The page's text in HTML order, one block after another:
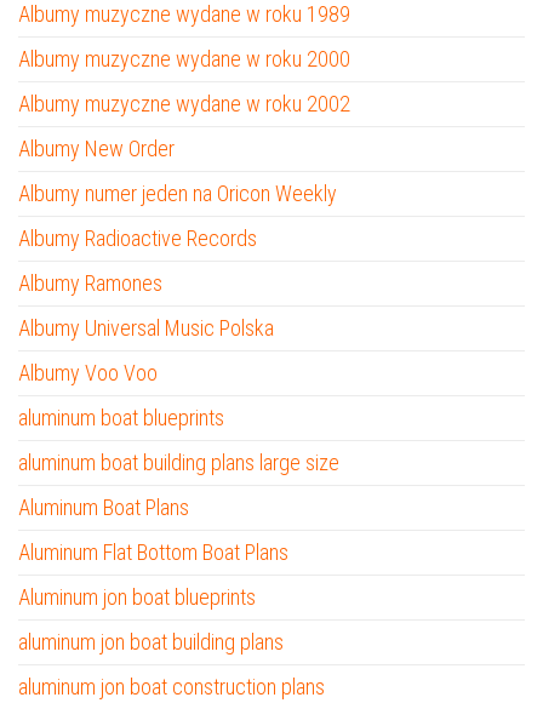
Albumy muzyczne wydane w roku 1989
Albumy muzyczne wydane w roku 2000
Albumy muzyczne wydane w roku 2002
Albumy New Order
Albumy numer jeden na Oricon Weekly
Albumy Radioactive Records
Albumy Ramones
Albumy Universal Music Polska
Albumy Voo Voo
aluminum boat blueprints
aluminum boat building plans large size
Aluminum Boat Plans
Aluminum Flat Bottom Boat Plans
Aluminum jon boat blueprints
aluminum jon boat building plans
aluminum jon boat construction plans